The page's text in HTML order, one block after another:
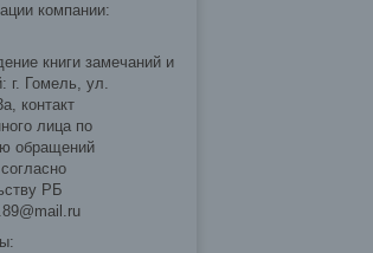
компании:
книги замечаний и
г. Гомель, ул.
контакт
лица по
обращений
РБ